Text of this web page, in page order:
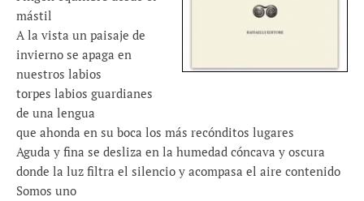
mástil
A la vista un paisaje de
invierno se apaga en
nuestros labios
torpes labios guardianes
de una lengua
que ahonda en su boca los más recónditos lugares
Aguda y fina se desliza en la humedad cóncava y oscura
donde la luz filtra el silencio y acompasa el aire contenido
Somos uno